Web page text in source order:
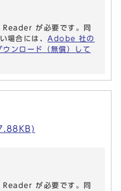
が必要です。同
場合には、 Adobe 社の
ンロード（無償）して
が必要です。同